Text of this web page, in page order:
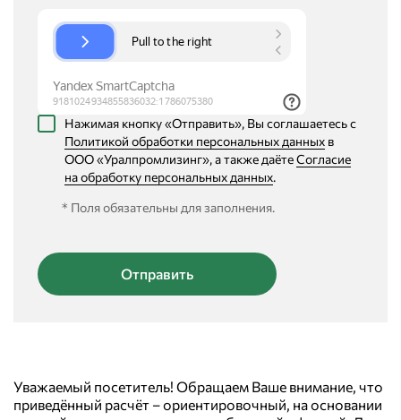
Нажимая кнопку «Отправить», Вы соглашаетесь с
Политикой обработки персональных данных
ООО «Уралпромлизинг», а также даётеСогласие
на обработку персональных данных.
* Поля обязательны для заполнения.
Уважаемый посетитель! Обращаем Ваше внимание, что
приведённый расчёт – ориентировочный, на основании